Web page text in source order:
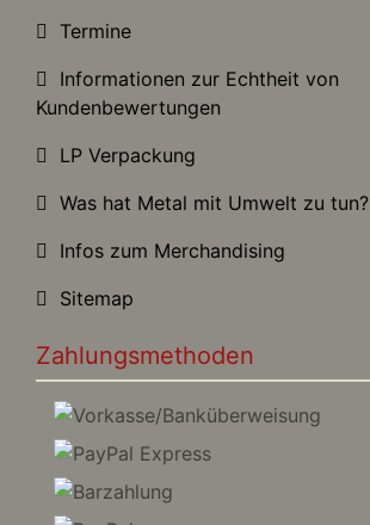
Termine
Informationen zur Echtheit von
Kundenbewertungen
LP Verpackung
Was hat Metal mit Umwelt zu tun?
Infos zum Merchandising
Sitemap
Zahlungsmethoden